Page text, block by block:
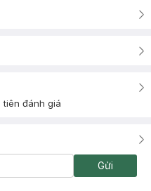
tiên đánh giá
Gửi